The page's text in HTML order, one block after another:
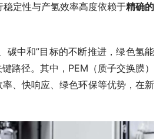
定性与产氢效率高度依赖于精确的
中和”目标的不断推进，绿色氢能
路径。其中，PEM（质子交换膜）
、快响应、绿色环保等优势，在新